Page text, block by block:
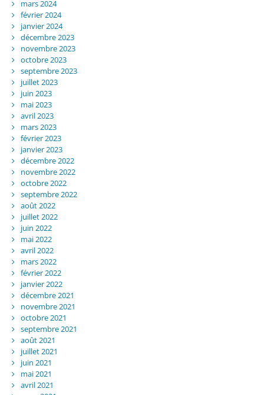
mars 2024
février 2024
janvier 2024
décembre 2023
novembre 2023
octobre 2023
septembre 2023
juillet 2023
juin 2023
mai 2023
avril 2023
mars 2023
février 2023
janvier 2023
décembre 2022
novembre 2022
octobre 2022
septembre 2022
août 2022
juillet 2022
juin 2022
mai 2022
avril 2022
mars 2022
février 2022
janvier 2022
décembre 2021
novembre 2021
octobre 2021
septembre 2021
août 2021
juillet 2021
juin 2021
mai 2021
avril 2021